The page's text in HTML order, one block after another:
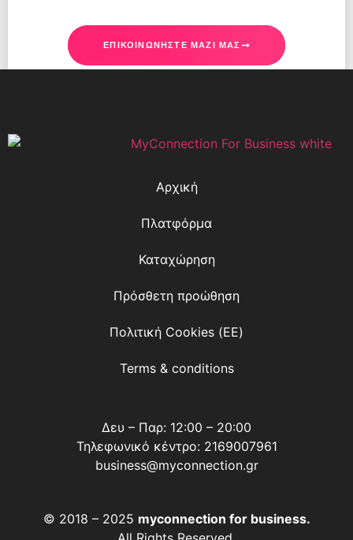
ΕΠΙΚΟΙΝΩΝΉΣΤΕ ΜΑΖΊ ΜΑΣ
Αρχική
Πλατφόρμα
Καταχώρηση
Πρόσθετη προώθηση
Πολιτική Cookies (ΕΕ)
Terms & conditions
Δευ – Παρ: 12:00 – 20:00
Τηλεφωνικό κέντρο: 2169007961
business@myconnection.gr
© 2018 – 2025 myconnection for business.